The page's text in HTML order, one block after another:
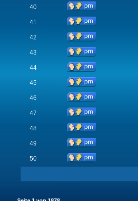
40
41
42
43
44
45
46
47
48
49
50